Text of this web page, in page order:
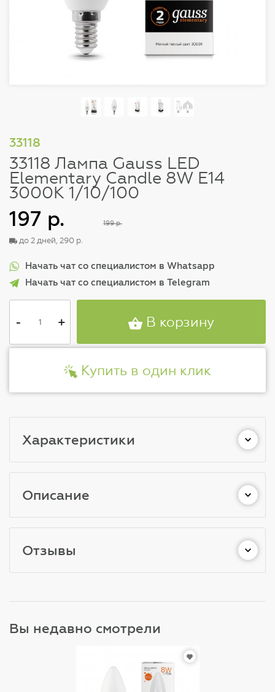
33118
33118 Лампа Gauss LED
Elementary Candle 8W E14
3000K 1/10/100
197 р. 199 р.
до 2 дней, 290 р.
Начать чат со специалистом в Whatsapp
Начать чат со специалистом в Telegram
- + В корзину
Купить в один клик
Характеристики
Описание
Отзывы
Вы недавно смотрели